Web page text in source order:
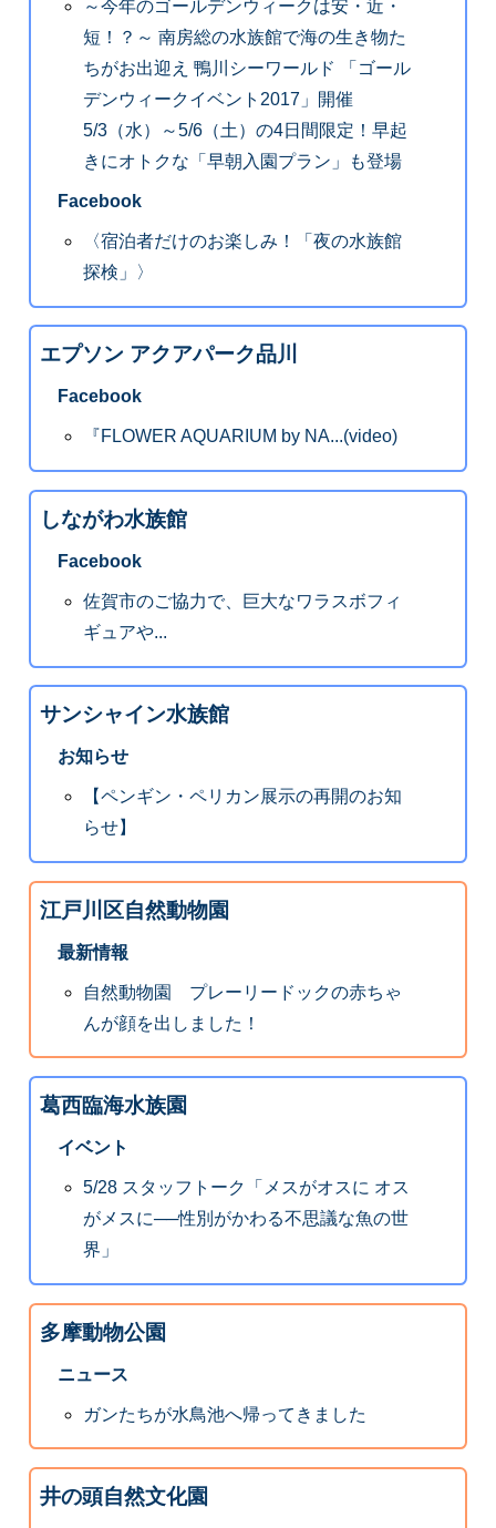
～今年のゴールデンウィークは安・近・
短！？～ 南房総の水族館で海の生き物た
ちがお出迎え 鴨川シーワールド 「ゴール
デンウィークイベント2017」開催
5/3（水）～5/6（土）の4日間限定！早起
きにオトクな「早朝入園プラン」も登場
Facebook
〈宿泊者だけのお楽しみ！「夜の水族館
探検」〉
エプソン アクアパーク品川
Facebook
『FLOWER AQUARIUM by NA...(video)
しながわ水族館
Facebook
佐賀市のご協力で、巨大なワラスボフィ
ギュアや...
サンシャイン水族館
お知らせ
【ペンギン・ペリカン展示の再開のお知
らせ】
江戸川区自然動物園
最新情報
自然動物園 プレーリードックの赤ちゃ
んが顔を出しました！
葛西臨海水族園
イベント
5/28 スタッフトーク「メスがオスに オス
がメスに──性別がかわる不思議な魚の世
界」
多摩動物公園
ニュース
ガンたちが水鳥池へ帰ってきました
井の頭自然文化園